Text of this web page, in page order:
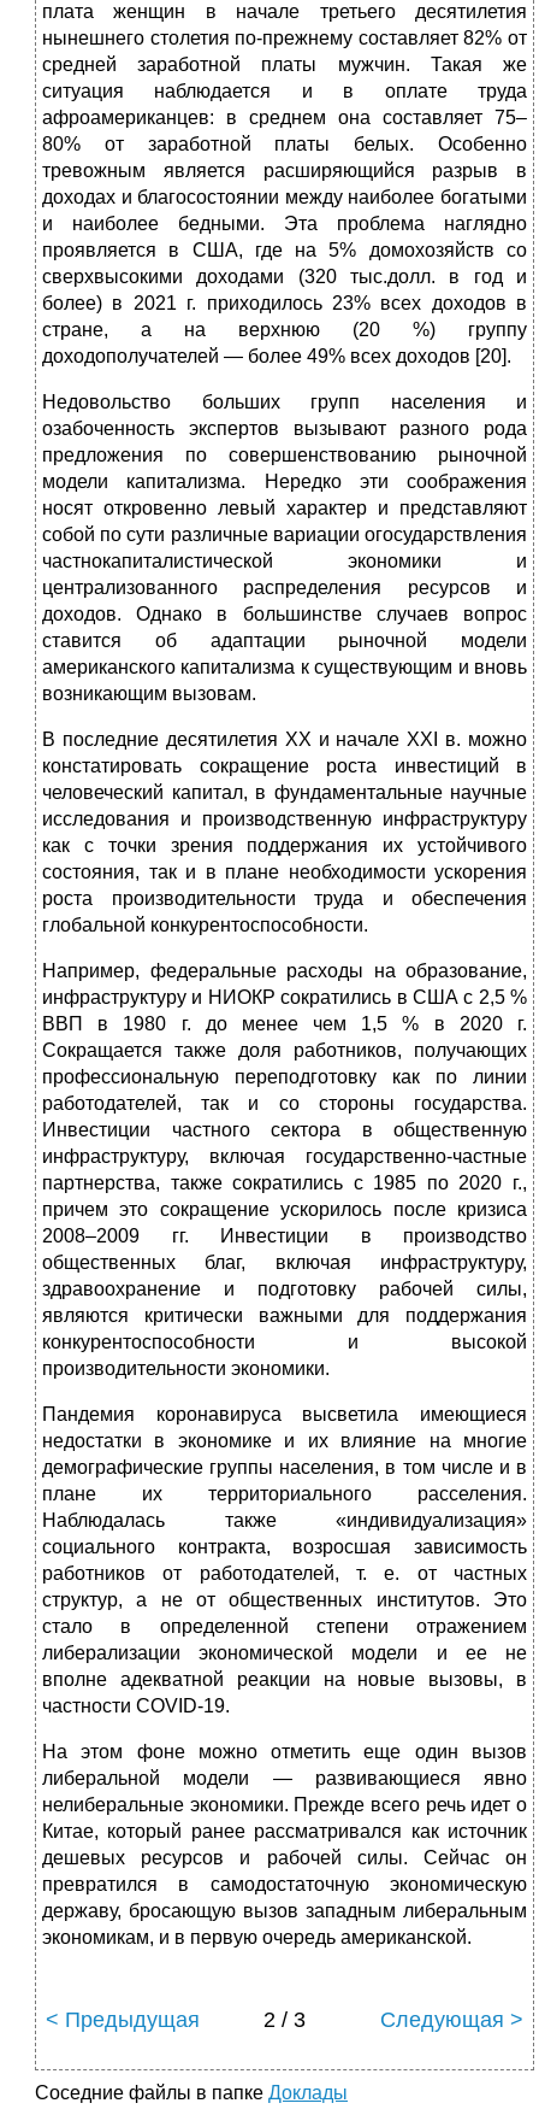
плата женщин в начале третьего десятилетия
нынешнего столетия по-прежнему составляет 82% от
средней заработной платы мужчин. Такая же
ситуация наблюдается и в оплате труда
афроамериканцев: в среднем она составляет 75–
80% от заработной платы белых. Особенно
тревожным является расширяющийся разрыв в
доходах и благосостоянии между наиболее богатыми
и наиболее бедными. Эта проблема наглядно
проявляется в США, где на 5% домохозяйств со
сверхвысокими доходами (320 тыс.долл. в год и
более) в 2021 г. приходилось 23% всех доходов в
стране, а на верхнюю (20 %) группу
доходополучателей — более 49% всех доходов [20].
Недовольство больших групп населения и
озабоченность экспертов вызывают разного рода
предложения по совершенствованию рыночной
модели капитализма. Нередко эти соображения
носят откровенно левый характер и представляют
собой по сути различные вариации огосударствления
частнокапиталистической экономики и
централизованного распределения ресурсов и
доходов. Однако в большинстве случаев вопрос
ставится об адаптации рыночной модели
американского капитализма к существующим и вновь
возникающим вызовам.
В последние десятилетия ХХ и начале ХХI в. можно
констатировать сокращение роста инвестиций в
человеческий капитал, в фундаментальные научные
исследования и производственную инфраструктуру
как с точки зрения поддержания их устойчивого
состояния, так и в плане необходимости ускорения
роста производительности труда и обеспечения
глобальной конкурентоспособности.
Например, федеральные расходы на образование,
инфраструктуру и НИОКР сократились в США с 2,5 %
ВВП в 1980 г. до менее чем 1,5 % в 2020 г.
Сокращается также доля работников, получающих
профессиональную переподготовку как по линии
работодателей, так и со стороны государства.
Инвестиции частного сектора в общественную
инфраструктуру, включая государственно-частные
партнерства, также сократились с 1985 по 2020 г.,
причем это сокращение ускорилось после кризиса
2008–2009 гг. Инвестиции в производство
общественных благ, включая инфраструктуру,
здравоохранение и подготовку рабочей силы,
являются критически важными для поддержания
конкурентоспособности и высокой
производительности экономики.
Пандемия коронавируса высветила имеющиеся
недостатки в экономике и их влияние на многие
демографические группы населения, в том числе и в
плане их территориального расселения.
Наблюдалась также «индивидуализация»
социального контракта, возросшая зависимость
работников от работодателей, т. е. от частных
структур, а не от общественных институтов. Это
стало в определенной степени отражением
либерализации экономической модели и ее не
вполне адекватной реакции на новые вызовы, в
частности COVID-19.
На этом фоне можно отметить еще один вызов
либеральной модели — развивающиеся явно
нелиберальные экономики. Прежде всего речь идет о
Китае, который ранее рассматривался как источник
дешевых ресурсов и рабочей силы. Сейчас он
превратился в самодостаточную экономическую
державу, бросающую вызов западным либеральным
экономикам, и в первую очередь американской.
< Предыдущая 2 / 3 Следующая >
Соседние файлы в папке Доклады